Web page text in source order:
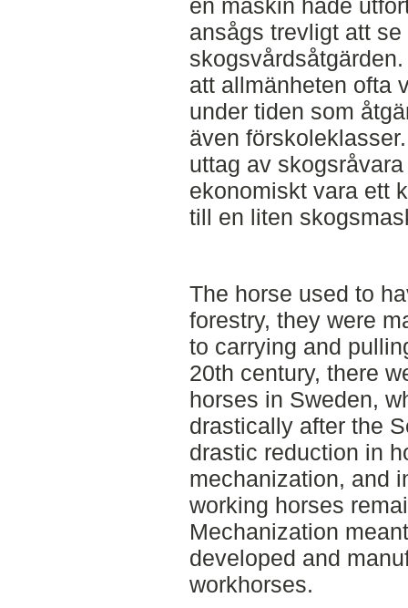
en maskin hade
ansågs trevligt att
att allmänheten ofta
under tiden som
även
uttag av
ekonomiskt vara ett
till en liten
The horse used to
forestry, they were
to carrying and
20th century, there
horses in Sweden,
drastically after the
drastic reduction in
mechanization, and
working horses
Mechanization
developed and
workhorses.